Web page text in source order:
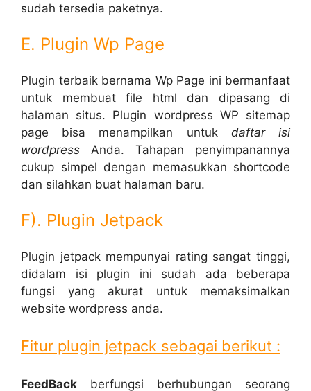
sudah tersedia paketnya.
E. Plugin Wp Page
Plugin terbaik bernama Wp Page ini bermanfaat
untuk membuat file html dan dipasang di
halaman situs. Plugin wordpress WP sitemap
page bisa menampilkan untuk daftar isi
wordpress Anda. Tahapan penyimpanannya
cukup simpel dengan memasukkan shortcode
dan silahkan buat halaman baru.
F). Plugin Jetpack
Plugin jetpack mempunyai rating sangat tinggi,
didalam isi plugin ini sudah ada beberapa
fungsi yang akurat untuk memaksimalkan
website wordpress anda.
Fitur plugin jetpack sebagai berikut :
FeedBack berfungsi berhubungan seorang